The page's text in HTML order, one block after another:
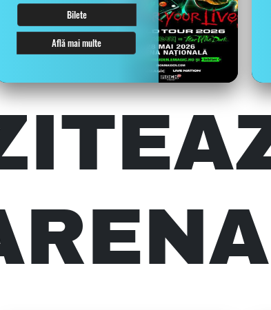
Bilete
Află mai multe